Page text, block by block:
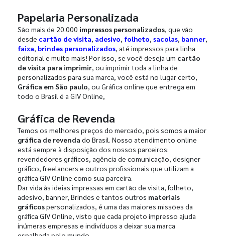
Papelaria Personalizada
São mais de 20.000 impressos personalizados, que vão
desde cartão de visita, adesivo, folheto, sacolas, banner,
faixa, brindes personalizados, até impressos para linha
editorial e muito mais! Por isso, se você deseja um cartão
de visita para imprimir, ou imprimir toda a linha de
personalizados para sua marca, você está no lugar certo,
Gráfica em São paulo, ou Gráfica online que entrega em
todo o Brasil é a GIV Online,
Gráfica de Revenda
Temos os melhores preços do mercado, pois somos a maior
gráfica de revenda do Brasil. Nosso atendimento online
está sempre à disposição dos nossos parceiros:
revendedores gráficos, agência de comunicação, designer
gráfico, freelancers e outros profissionais que utilizam a
gráfica GIV Online como sua parceira.
Dar vida às ideias impressas em cartão de visita, folheto,
adesivo, banner, Brindes e tantos outros materiais
gráficospersonalizados, é uma das maiores missões da
gráfica GIV Online, visto que cada projeto impresso ajuda
inúmeras empresas e indivíduos a deixar sua marca